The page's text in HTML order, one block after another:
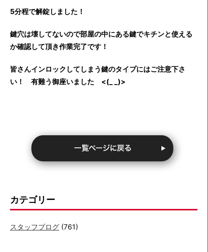
5分程で解錠しました！
鍵穴は壊してないので部屋の中にある鍵でキチンと使える
か確認して頂き作業完了です！
皆さんインロックしてしまう鍵のタイプにはご注意下さ
い！ 有難う御座いました <(_ _)>
カテゴリー
スタッフブログ (761)